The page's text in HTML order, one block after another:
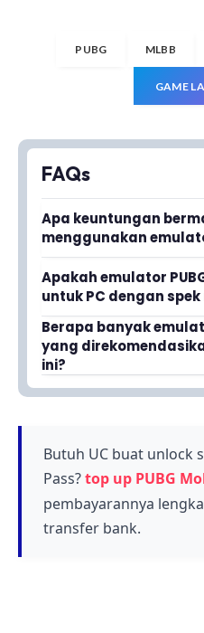
PUBG MLBB
GAME
FAQs
Apa keuntungan
menggunakan
Keuntutannya adalah
layar yang lebih besar,
fleksibel, dan
meskipun PC kamu
terbatas. Pengalaman
jauh lebih nyaman
smartphone.
Apakah emulator
untuk PC dengan
Ya, emulator ringan
berjalan lancar di PC
tanpa perlu upgrade
bisa memainkan PUBG
Berapa banyak
yang
ini?
Dalam artikel ini
emulator dipilih
stabilitas untuk
optimal.
Butuh UC buat unlock
Pass?top up PUBG
pembayarannya
transfer bank.